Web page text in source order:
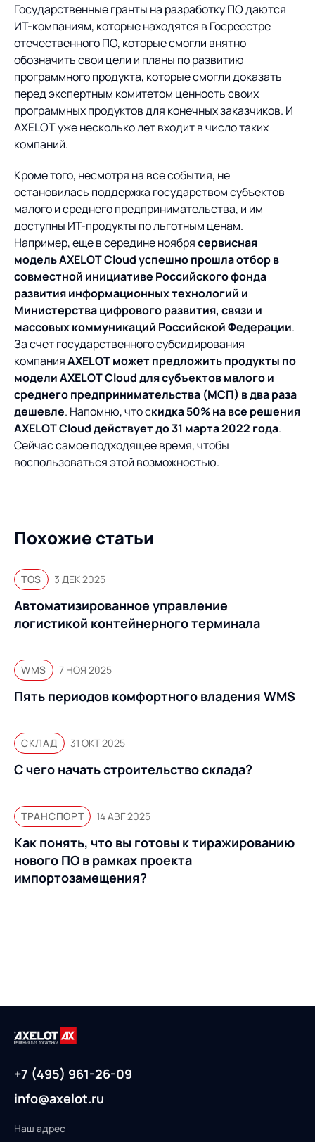
Государственные гранты на разработку ПО даются
ИТ-компаниям, которые находятся в Госреестре
отечественного ПО, которые смогли внятно
обозначить свои цели и планы по развитию
программного продукта, которые смогли доказать
перед экспертным комитетом ценность своих
программных продуктов для конечных заказчиков. И
AXELOT уже несколько лет входит в число таких
компаний.
Кроме того, несмотря на все события, не
остановилась поддержка государством субъектов
малого и среднего предпринимательства, и им
доступны ИТ-продукты по льготным ценам.
Например, еще в середине ноябрясервисная
модель AXELOT Cloud успешно прошла отбор в
совместной инициативе Российского фонда
развития информационных технологий и
Министерства цифрового развития, связи и
массовых коммуникаций Российской Федерации.
За счет государственного субсидирования
компанияAXELOT может предложить продукты по
модели AXELOT Cloud для субъектов малого и
среднего предпринимательства (МСП) в два раза
дешевле. Напомню, что скидка 50% на все решения
AXELOT Cloud действует до 31 марта 2022 года.
Сейчас самое подходящее время, чтобы
воспользоваться этой возможностью.
Похожие статьи
TOS 3 ДЕК 2025
Автоматизированное управление
логистикой контейнерного терминала
WMS 7 НОЯ 2025
Пять периодов комфортного владения WMS
СКЛАД 31 ОКТ 2025
С чего начать строительство склада?
ТРАНСПОРТ 14 АВГ 2025
Как понять, что вы готовы к тиражированию
нового ПО в рамках проекта
импортозамещения?
+7 (495) 961-26-09
info@axelot.ru
Наш адрес